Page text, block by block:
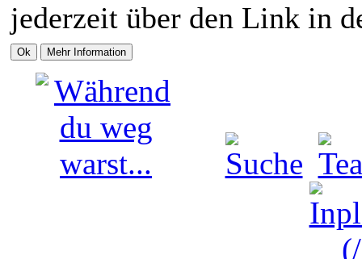
jederzeit über den Link in